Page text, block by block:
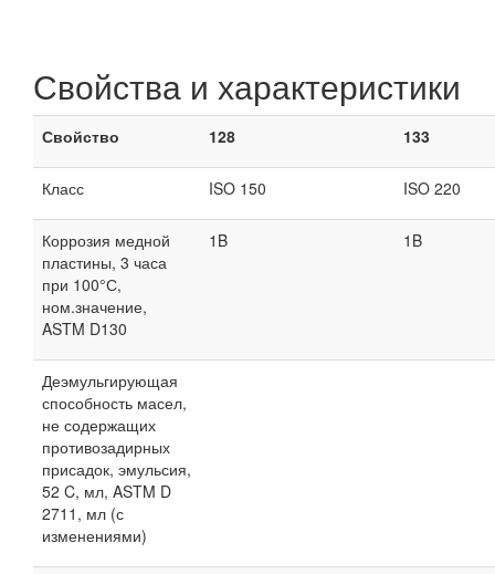
Свойства и характеристики
Свойство 128 133
Класс ISO 150 ISO 220
Коррозия медной
пластины, 3 часа
при 100°С,
ном.значение,
ASTM D130
1B 1B
Деэмульгирующая
способность масел,
не содержащих
противозадирных
присадок, эмульсия,
52 C, мл, ASTM D
2711, мл (с
изменениями)